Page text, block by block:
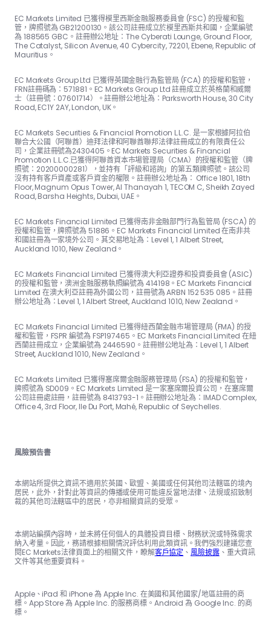
EC Markets Limited 已獲得模里西斯金融服務委員會 (FSC) 的授權和監
管，牌照號為 GB21200130。該公司註冊成立於模里西斯共和國，企業編號
為 188565 GBC。註冊辦公地址：The Cyber​​ati Lounge, Ground Floor,
The Catalyst, Silicon Avenue, 40 Cyber​​city, 72201, Ebene, Republic of
Mauritius。
EC Markets Group Ltd 已獲得英國金融行為監管局 (FCA) 的授權和監管，
FRN註冊碼為：57188​​1。EC Markets Group Ltd 註冊成立於英格蘭和威爾
士（註冊號：07601714）。註冊辦公地址為：Parksworth House, 30 City
Road, EC1Y 2AY, London, UK。
EC Markets Securities & Financial Promotion L.L.C. 是一家根據阿拉伯
聯合大公國（阿聯酋）迪拜法律和阿聯酋聯邦法律註冊成立的有限責任公
司，企業註冊號為2430405。EC Markets Securities & Financial
Promotion L.L.C.已獲得阿聯酋資本市場管理局（CMA）的授權和監管（牌
照號：20200000281），並持有「評級和諮詢」的第五類牌照號。該公司
沒有持有客戶資產或客戶資金的權限。註冊辦公地址為： Office 1801, 18th
Floor, Magnum Opus Tower, Al Thanayah 1, TECOM C, Sheikh Zayed
Road, Barsha Heights, Dubai, UAE。
EC Markets Financial Limited 已獲得南非金融部門行為監管局 (FSCA) 的
授權和監管，牌照號為 51886。EC Markets Financial Limited 在南非共
和國註冊為一家境外公司。其交易地址為：Level 1, 1 Albert Street,
Auckland 1010, New Zealand。
EC Markets Financial Limited 已獲得澳大利亞證券和投資委員會 (ASIC)
的授權和監管，澳洲金融服務執照編號為 414198。EC Markets Financial
Limited 在澳大利亞註冊為外國公司，註冊號為 ARBN 152 535 085。註冊
辦公地址為：Level 1, 1 Albert Street, Auckland 1010, New Zealand。
EC Markets Financial Limited 已獲得紐西蘭金融市場管理局 (FMA) 的授
權和監管，FSPR 編號為 FSP197465。EC Markets Financial Limited 在紐
西蘭註冊成立，企業編號為 2446590。註冊辦公地址為：Level 1, 1 Albert
Street, Auckland 1010, New Zealand。
EC Markets Limited 已獲得塞席爾金融服務管理局 (FSA) 的授權和監管，
牌照號為 SD009。EC Markets Limited 是一家塞席爾投資公司，在塞席爾
公司註冊處註冊，註冊號為 8413793-1。註冊辦公地址為：IMAD Complex,
Office 4, 3rd Floor, Ile Du Port, Mahé, Republic of Seychelles.
風險預告書
本網站所提供之資訊不適用於英國、歐盟、美國或任何其他司法轄區的境內
居民，此外，針對此等資訊的傳播或使用可能違反當地法律、法規或招致制
裁的其他司法轄區中的居民，亦非相關資訊的受眾。
本網站編撰內容時，並未將任何個人的具體投資目標、財務狀況或特殊需求
納入考量。因此，務請根據相關情況評估利用此類資訊。我們強烈建議您查
閱EC Markets法律頁面上的相關文件，瞭解客戶協定 、風險披露、重大資訊
文件等其他重要資料。
Apple、iPad 和 iPhone 為 Apple Inc. 在美國和其他國家/地區註冊的商
標。App Store 為 Apple Inc. 的服務商標。Android 為 Google Inc. 的商
標。